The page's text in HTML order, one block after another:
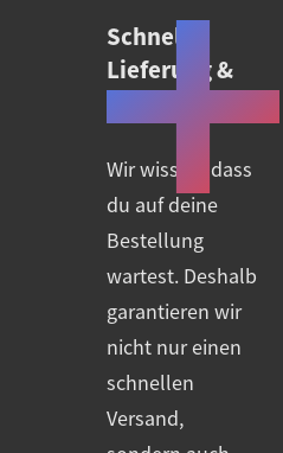
Schnelle
Lieferung &
Wir wissen, dass
du auf deine
Bestellung
wartest. Deshalb
garantieren wir
nicht nur einen
schnellen
Versand,